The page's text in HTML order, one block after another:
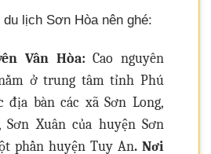
lịch Sơn Hòa nên ghé:
Vân Hòa: Cao nguyên
ở trung tâm tỉnh Phú
địa bàn các xã Sơn Long,
Sơn Xuân của huyện Sơn
phần huyện Tuy An. Nơi